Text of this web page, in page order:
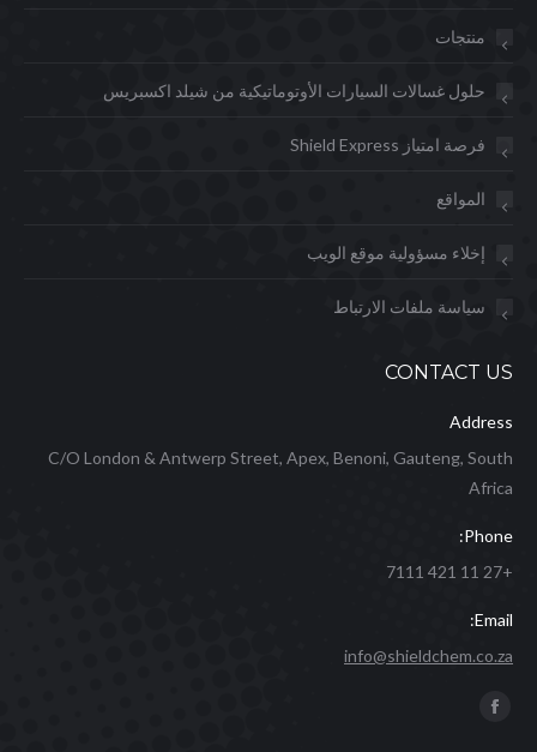
منتجات
حلول غسالات السيارات الأوتوماتيكية من شيلد اكسبريس
فرصة امتياز Shield Express
المواقع
إخلاء مسؤولية موقع الويب
سياسة ملفات الارتباط
CONTACT US
Address
C/O London & Antwerp Street, Apex, Benoni, Gauteng, South
Africa
Phone:
+27 11 421 7111
Email:
info@shieldchem.co.za
Find us on:
Facebook